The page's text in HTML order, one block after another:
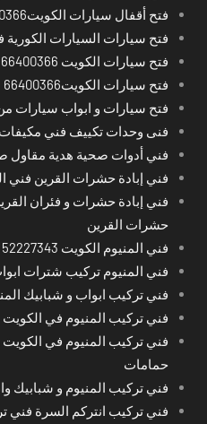
فتح أقفال سيارات الكويت66400366 فوري
فتح سيارات السيارات
فتح سيارات الكويت 66400366 قريب على موقعي
فتح سيارات الكويت66400366
فتح سيارات و ابواب سيارات
فنى وحدات تكييف فني مكيفات
فني أدوات صحية هدية مقاول
فني إبادة حشرات القرين فني
فني إبادة حشرات و فئران
حشرات القرين
فني المنيوم الكويت 52227343
فني المنيوم تركيب شترات
فني تركيب ابواب و شبابيك
فني تركيب المنيوم في الكويت
فني تركيب المنيوم في الكويت
حمامات
فني تركيب المنيوم و شبابيك
فني تركيب انتركم السرة فني